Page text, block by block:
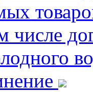
числе